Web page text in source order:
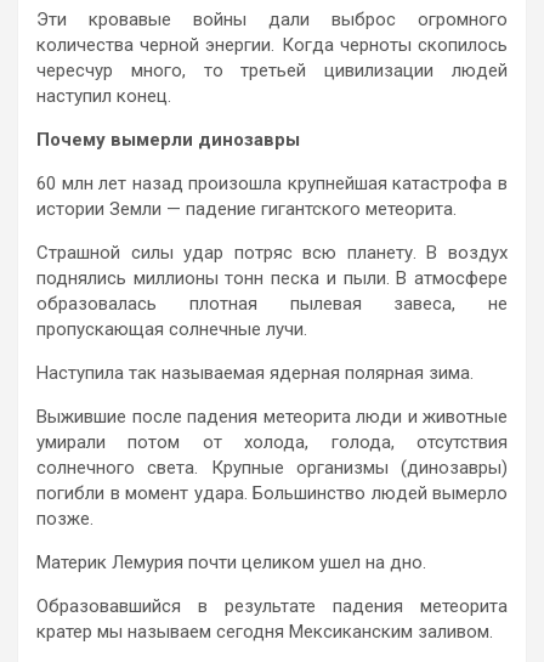
Эти кровавые войны дали выброс огромного
количества черной энергии. Когда черноты скопилось
чересчур много, то третьей цивилизации людей
наступил конец.
Почему вымерли динозавры
60 млн лет назад произошла крупнейшая катастрофа в
истории Земли — падение гигантского метеорита.
Страшной силы удар потряс всю планету. В воздух
поднялись миллионы тонн песка и пыли. В атмосфере
образовалась плотная пылевая завеса, не
пропускающая солнечные лучи.
Наступила так называемая ядерная полярная зима.
Выжившие после падения метеорита люди и животные
умирали потом от холода, голода, отсутствия
солнечного света. Крупные организмы (динозавры)
погибли в момент удара. Большинство людей вымерло
позже.
Материк Лемурия почти целиком ушел на дно.
Образовавшийся в результате падения метеорита
кратер мы называем сегодня Мексиканским заливом.